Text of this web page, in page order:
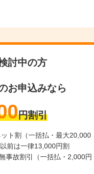
討中の方
お申込みなら
円割引
ト割（一括払・最大20,000
前は一律13,000円割
事故割引（一括払・2,000円